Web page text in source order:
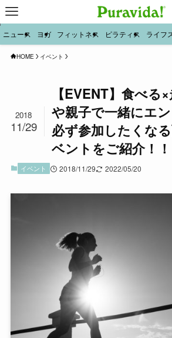
ニュース ヨガ フィットネス ピラティス ライフ
HOME イベント
【EVENT】食べる
や親子で一緒にエン
必ず参加したくな
ベントをご紹介！！
2018
11/29
イベント 2018/11/29 2022/05/20